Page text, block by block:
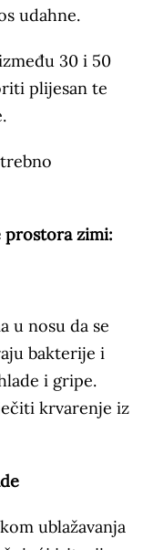
udahne.
30 i 50
plijesan te
prostora zimi:
u nosu da se
bakterije i
i gripe.
krvarenje iz
ublažavanja